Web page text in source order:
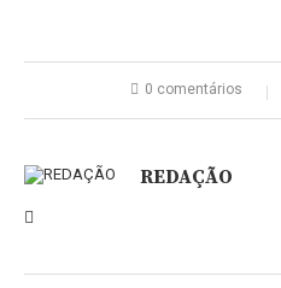
0 comentários
REDAÇÃO